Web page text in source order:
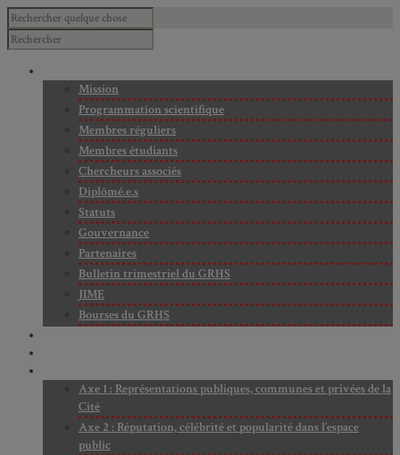
Mission
Programmation scientifique
Membres réguliers
Membres étudiants
Chercheurs associés
Diplômé.e.s
Statuts
Gouvernance
Partenaires
Bulletin trimestriel du GRHS
JIME
Bourses du GRHS
Axe 1 : Représentations publiques, communes et privées de la
Cité
Axe 2 : Réputation, célébrité et popularité dans l’espace
public